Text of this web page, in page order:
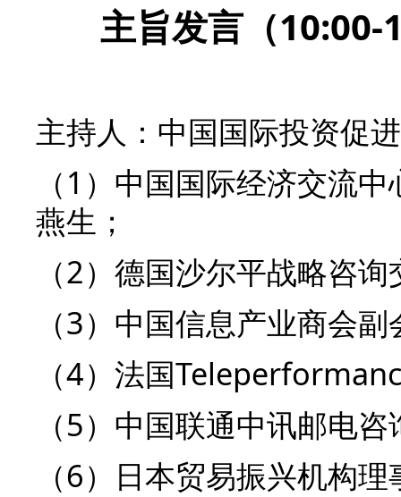
主旨发言（10:00-
主持人：中国国际投资促
（1）中国国际经济交流
燕生；
（2）德国沙尔平战略咨
（3）中国信息产业商会
（4）法国
（5）中国联通中讯邮电
（6）日本贸易振兴机构